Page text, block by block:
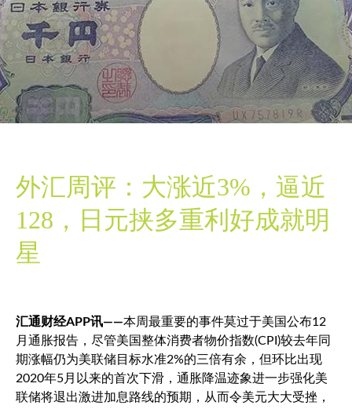
外汇周评：大涨近3%，逼近
128，日元挟多重利好成就明
星
汇通财经APP讯——本周最重要的事件莫过于美国公布12
月通胀报告，尽管美国整体消费者物价指数(CPI)较去年同
期涨幅仍为美联储目标水准2%的三倍有余，但环比出现
2020年5月以来的首次下滑，通胀降温迹象进一步强化美
联储将退出激进加息路线的预期，从而令美元大大受挫，